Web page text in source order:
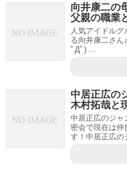
向井康二の
父親の職業
人気アイドル
る向井康二さん
ﾟДﾟ) ...
中居正広の
木村拓哉と
中居正広のジャ
密会で現在は仲
す！中居正広の